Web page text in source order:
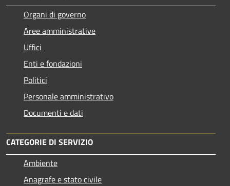
Organi di governo
Aree amministrative
Uffici
Enti e fondazioni
Politici
Personale amministrativo
Documenti e dati
CATEGORIE DI SERVIZIO
Ambiente
Anagrafe e stato civile